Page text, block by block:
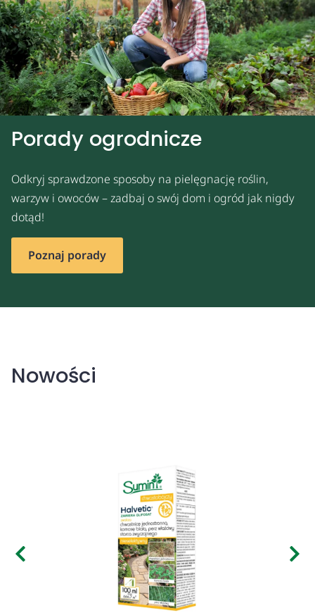
Porady ogrodnicze
Odkryj sprawdzone sposoby na pielęgnację roślin,
warzyw i owoców – zadbaj o swój dom i ogród jak nigdy
dotąd!
Poznaj porady
Nowości